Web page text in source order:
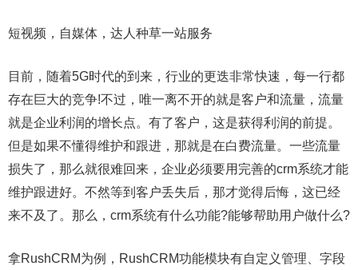
短视频，自媒体，达人种草一站服务
目前，随着5G时代的到来，行业的更迭非常快速，每一行都
存在巨大的竞争!不过，唯一离不开的就是客户和流量，流量
就是企业利润的增长点。有了客户，这是获得利润的前提。
但是如果不懂得维护和跟进，那就是在白费流量。一些流量
损失了，那么就很难回来，企业必须要用完善的crm系统才能
维护跟进好。不然等到客户丢失后，那才觉得后悔，这已经
来不及了。那么，crm系统有什么功能?能够帮助用户做什么?
拿RushCRM为例，RushCRM功能模块有自定义管理、字段